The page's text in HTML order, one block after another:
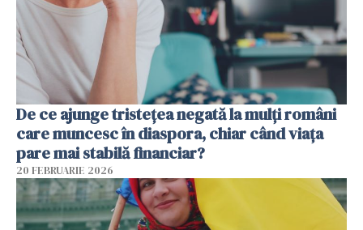
De ce ajunge tristețea negată la mulți români
care muncesc în diaspora, chiar când viața
pare mai stabilă financiar?
20 FEBRUARIE 2026